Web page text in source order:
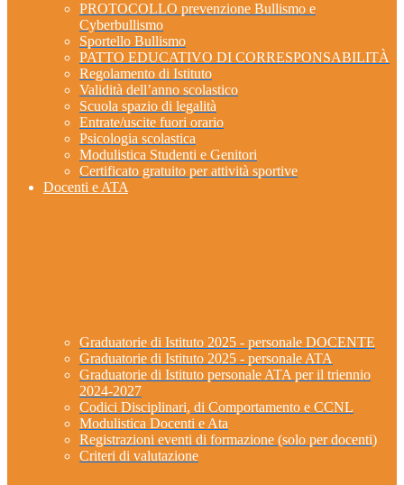
PROTOCOLLO prevenzione Bullismo e
Cyberbullismo
Sportello Bullismo
PATTO EDUCATIVO DI CORRESPONSABILITÀ
Regolamento di Istituto
Validità dell’anno scolastico
Scuola spazio di legalità
Entrate/uscite fuori orario
Psicologia scolastica
Modulistica Studenti e Genitori
Certificato gratuito per attività sportive
Docenti e ATA
Graduatorie di Istituto 2025 - personale DOCENTE
Graduatorie di Istituto 2025 - personale ATA
Graduatorie di Istituto personale ATA per il triennio
2024-2027
Codici Disciplinari, di Comportamento e CCNL
Modulistica Docenti e Ata
Registrazioni eventi di formazione (solo per docenti)
Criteri di valutazione